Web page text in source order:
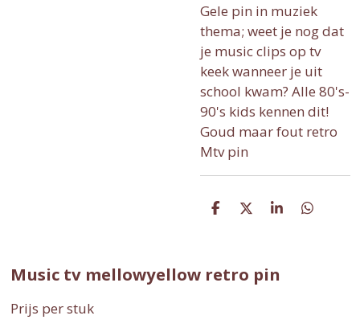
Gele pin in muziek
thema; weet je nog dat
je music clips op tv
keek wanneer je uit
school kwam? Alle 80's-
90's kids kennen dit!
Goud maar fout retro
Mtv pin
D
n
D
S
e
D
Music tv mellowyellow retro pin
Prijs per stuk